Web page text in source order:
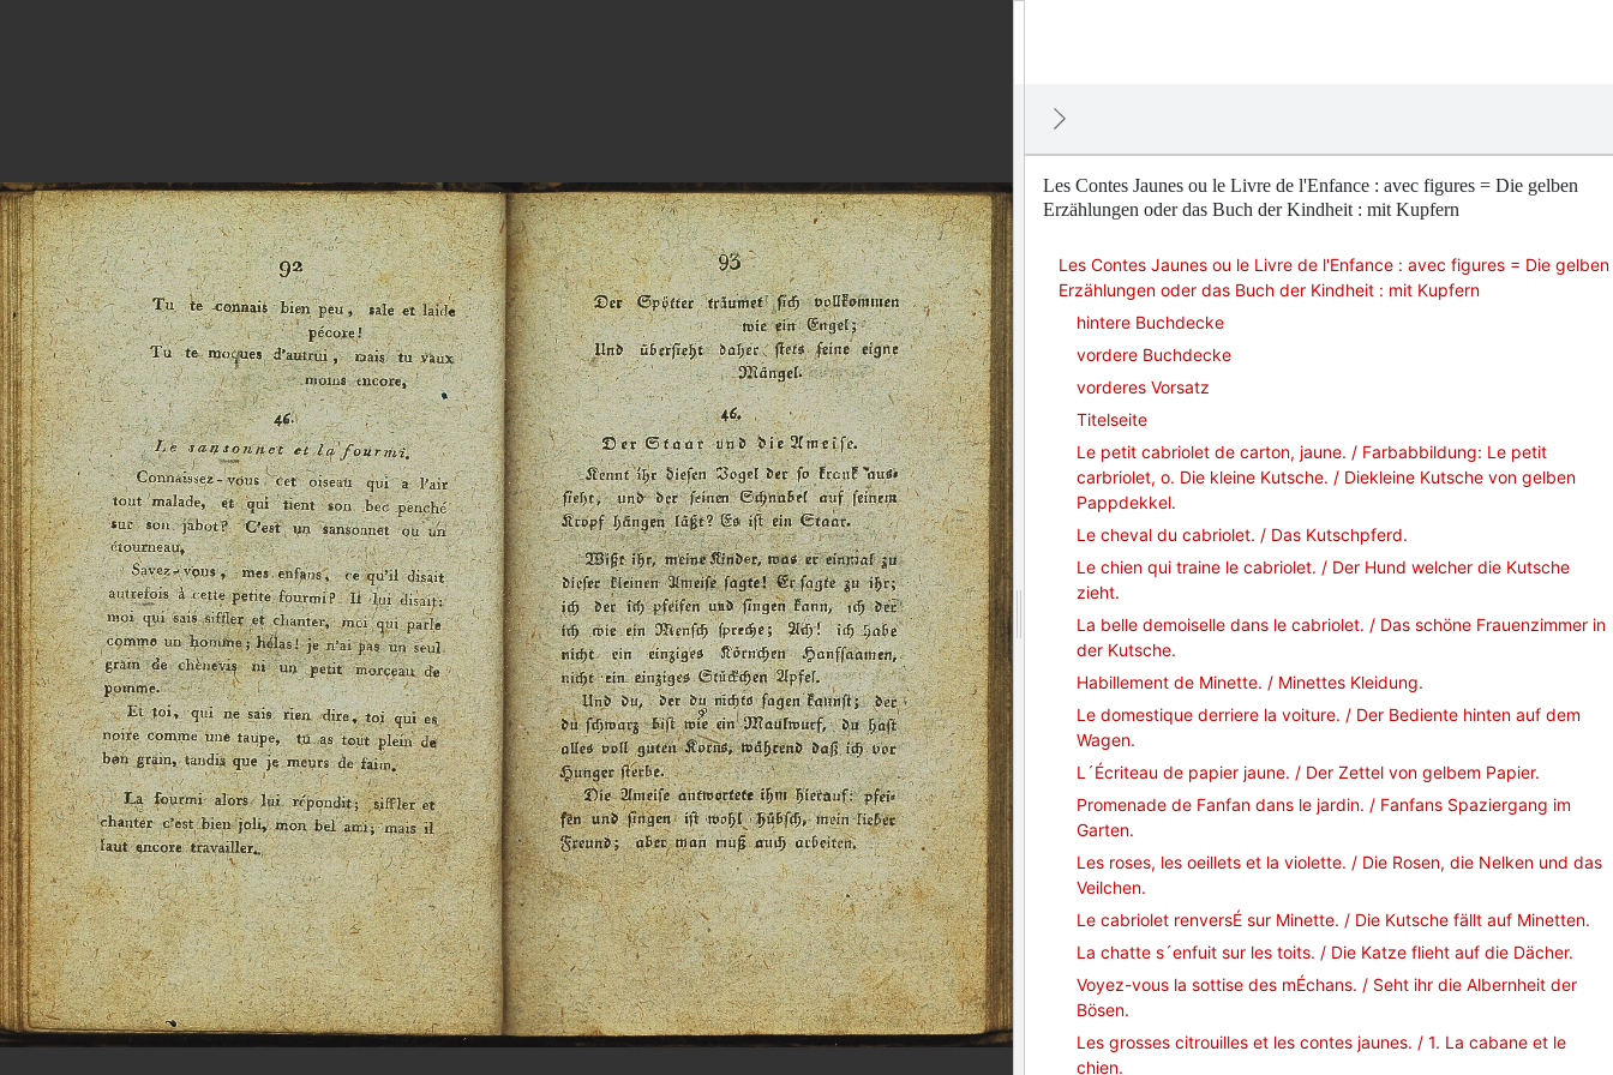
Les Contes Jaunes ou le Livre de l'Enfance : avec figures = Die gelben
Erzählungen oder das Buch der Kindheit : mit Kupfern
Les Contes Jaunes ou le Livre de l'Enfance : avec figures = Die gelben
Erzählungen oder das Buch der Kindheit : mit Kupfern
hintere Buchdecke
vordere Buchdecke
vorderes Vorsatz
Titelseite
Le petit cabriolet de carton, jaune. / Farbabbildung: Le petit
carbriolet, o. Die kleine Kutsche. / Diekleine Kutsche von gelben
Pappdekkel.
Le cheval du cabriolet. / Das Kutschpferd.
Le chien qui traine le cabriolet. / Der Hund welcher die Kutsche
zieht.
La belle demoiselle dans le cabriolet. / Das schöne Frauenzimmer in
der Kutsche.
Habillement de Minette. / Minettes Kleidung.
Le domestique derriere la voiture. / Der Bediente hinten auf dem
Wagen.
L´Écriteau de papier jaune. / Der Zettel von gelbem Papier.
Promenade de Fanfan dans le jardin. / Fanfans Spaziergang im
Garten.
Les roses, les oeillets et la violette. / Die Rosen, die Nelken und das
Veilchen.
Le cabriolet renversÉ sur Minette. / Die Kutsche fällt auf Minetten.
La chatte s´enfuit sur les toits. / Die Katze flieht auf die Dächer.
Voyez-vous la sottise des mÉchans. / Seht ihr die Albernheit der
Bösen.
Les grosses citrouilles et les contes jaunes. / 1. La cabane et le
chien.